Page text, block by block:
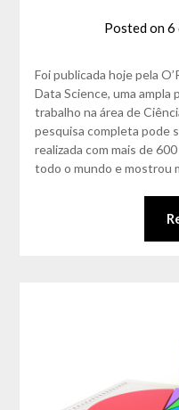
Posted on6
Foi publicada hoje pela
Data Science, uma ampla
trabalho na área de
pesquisa completa pode
realizada com mais de
todo o mundo e mostrou